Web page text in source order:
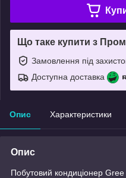
Що таке купити з
Замовлення під
Доступна доставка
Опис Характеристики
Опис
Побутовий кондиціонер